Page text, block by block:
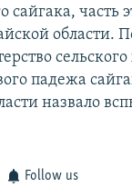
сайгака, часть
области.
сельского
падежа
назвало
Follow us